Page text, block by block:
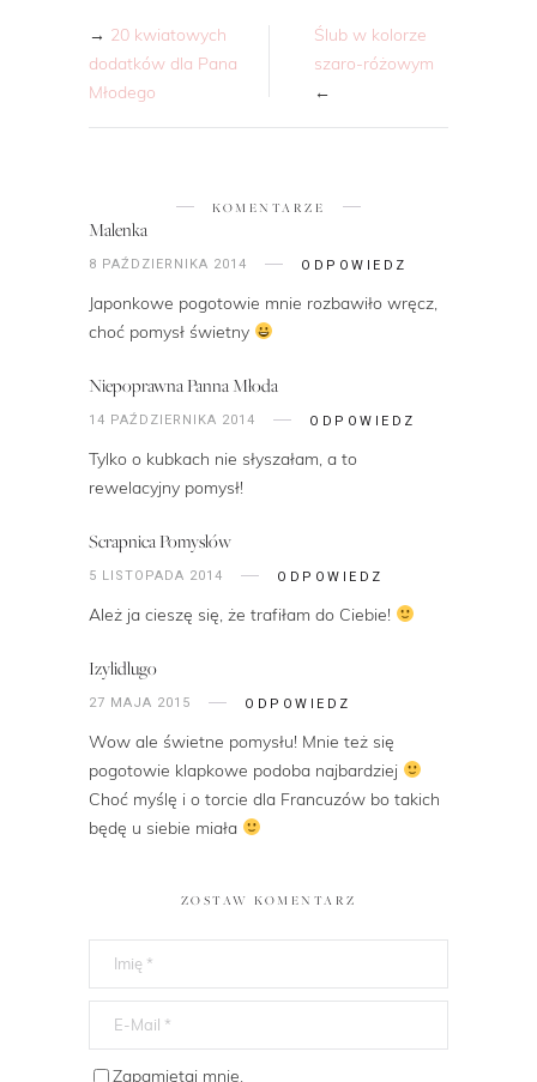
→ 20 kwiatowych
dodatków dla Pana
Młodego
Ślub w kolorze
szaro-różowym
←
KOMENTARZE
Malenka
8 PAŹDZIERNIKA 2014 ODPOWIEDZ
Japonkowe pogotowie mnie rozbawiło wręcz,
choć pomysł świetny
Niepoprawna Panna Młoda
14 PAŹDZIERNIKA 2014 ODPOWIEDZ
Tylko o kubkach nie słyszałam, a to
rewelacyjny pomysł!
Scrapnica Pomysłów
5 LISTOPADA 2014 ODPOWIEDZ
Ależ ja cieszę się, że trafiłam do Ciebie!
Izylidlugo
27 MAJA 2015 ODPOWIEDZ
Wow ale świetne pomysłu! Mnie też się
pogotowie klapkowe podoba najbardziej
Choć myślę i o torcie dla Francuzów bo takich
będę u siebie miała
ZOSTAW KOMENTARZ
Zapamiętaj mnie.